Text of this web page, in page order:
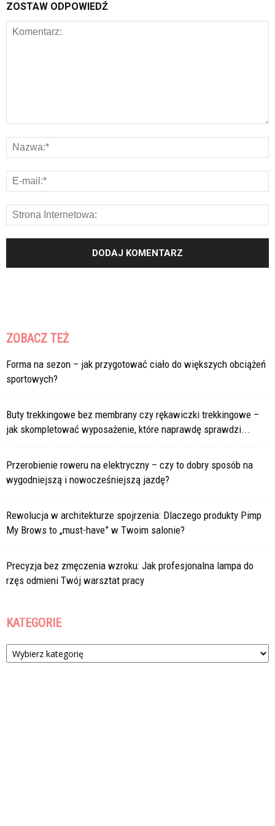
ZOSTAW ODPOWIEDŹ
ZOBACZ TEŻ
Forma na sezon – jak przygotować ciało do większych obciążeń
sportowych?
Buty trekkingowe bez membrany czy rękawiczki trekkingowe –
jak skompletować wyposażenie, które naprawdę sprawdzi...
Przerobienie roweru na elektryczny – czy to dobry sposób na
wygodniejszą i nowocześniejszą jazdę?
Rewolucja w architekturze spojrzenia: Dlaczego produkty Pimp
My Brows to „must-have” w Twoim salonie?
Precyzja bez zmęczenia wzroku: Jak profesjonalna lampa do
rzęs odmieni Twój warsztat pracy
KATEGORIE
Kategorie